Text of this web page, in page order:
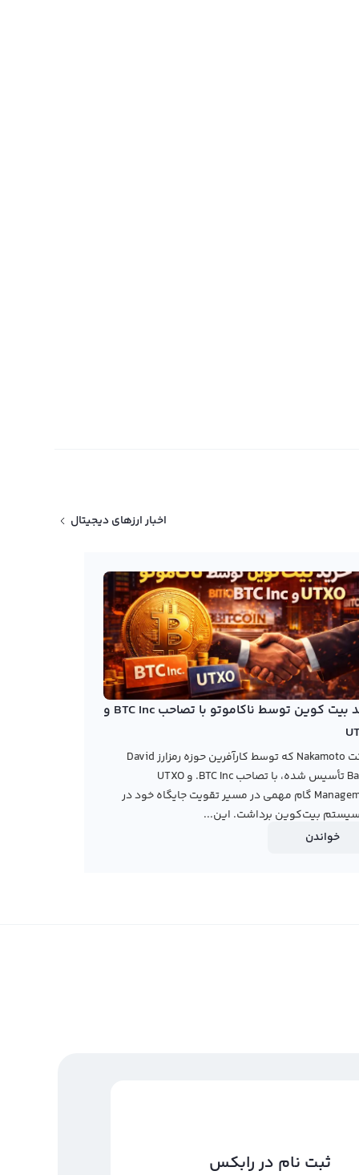
اخبار ارزهای دیجیتال
خرید بیت کوین توسط ناکاموتو با تصاحب BTC Inc و
شرکت Nakamoto که توسط کارآفرین حوزه رمزارز David
Bailey تأسیس شده، با تصاحب BTC Inc. و UTXO
Management گام مهمی در مسیر تقویت جایگاه خود در
بیت‌کوین برداشت. این...
خواندن
ثبت نام در رابکس